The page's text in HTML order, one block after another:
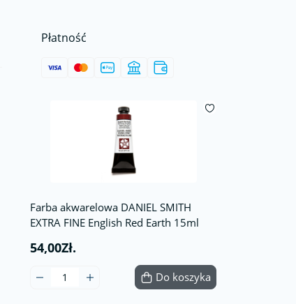
Płatność
Farba akwarelowa DANIEL SMITH
EXTRA FINE English Red Earth 15ml
54,00Zł.
Do koszyka